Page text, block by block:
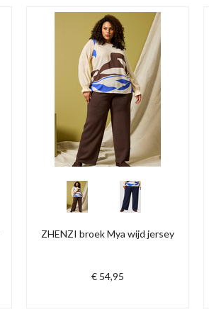
ZHENZI broek Mya wijd jersey
€ 54,95